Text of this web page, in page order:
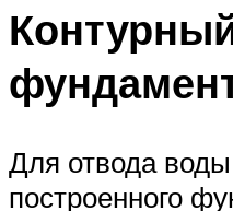
Для отвода
построенного